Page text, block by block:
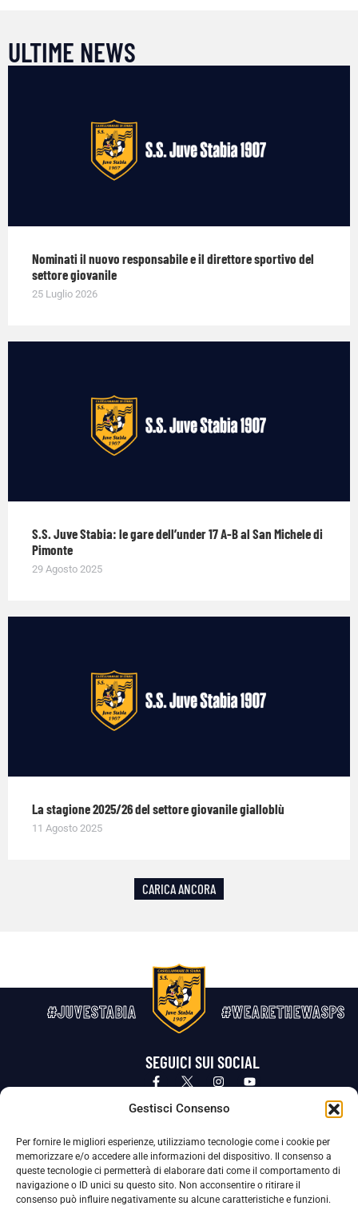
Gestisci Consenso
Per fornire le migliori esperienze, utilizziamo tecnologie come i cookie per
memorizzare e/o accedere alle informazioni del dispositivo. Il consenso a
queste tecnologie ci permetterà di elaborare dati come il comportamento di
navigazione o ID unici su questo sito. Non acconsentire o ritirare il
consenso può influire negativamente su alcune caratteristiche e funzioni.
ULTIME NEWS
Nominati il nuovo responsabile e il direttore sportivo del
settore giovanile
25 Luglio 2026
S.S. Juve Stabia: le gare dell’under 17 A-B al San Michele di
Pimonte
29 Agosto 2025
La stagione 2025/26 del settore giovanile gialloblù
11 Agosto 2025
CARICA ANCORA
#JUVESTABIA #WEARETHEWASPS
SEGUICI SUI SOCIAL
Privacy Policy Cookie Policy
La Società ha nominato il Responsabile della Protezione dei Dati Personali (DPO), figura specializzata che vigila sulle modalità
adottate dalla nostra Società per tutelare i Suoi dati personali.
Per contattare il DPO può scrivere a